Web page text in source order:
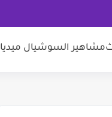
مشاهير السوشيال ميديا